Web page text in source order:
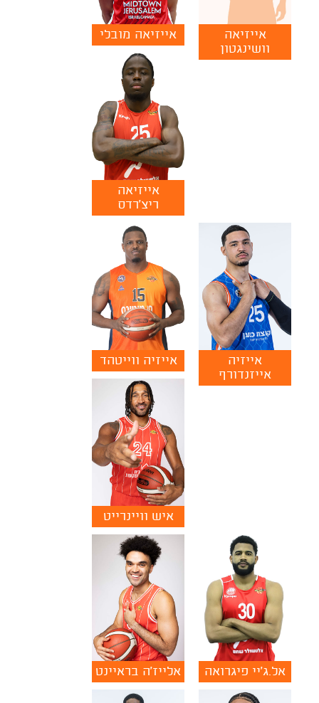
אייזיאה
וושינגטון
אייזיאה מובלי
אייזיאה
ריצ'רדס
אייזיה
אייזנדורף
אייזיה ווייטהד
איש וויינרייט
אל.ג'יי פיגרואה אלייז'ה בראיינט